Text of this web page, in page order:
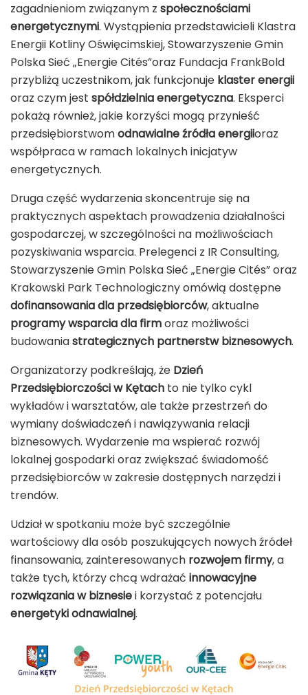
zagadnieniom związanym z społecznościami
energetycznymi. Wystąpienia przedstawicieli Klastra
Energii Kotliny Oświęcimskiej,Stowarzyszenie Gmin
Polska Sieć „Energie Cités”oraz Fundacja FrankBold
przybliżą uczestnikom, jak funkcjonuje klaster energii
oraz czym jest spółdzielnia energetyczna. Eksperci
pokażą również, jakie korzyści mogą przynieść
przedsiębiorstwomodnawialne źródła energiioraz
współpraca w ramach lokalnych inicjatyw
energetycznych.
Druga część wydarzenia skoncentruje się na
praktycznych aspektach prowadzenia działalności
gospodarczej, w szczególności na możliwościach
pozyskiwania wsparcia. Prelegenci z IR Consulting,
Stowarzyszenie Gmin Polska Sieć „Energie Cités”oraz
Krakowski Park Technologicznyomówią dostępne
dofinansowania dla przedsiębiorców, aktualne
programy wsparcia dla firmoraz możliwości
budowaniastrategicznych partnerstw biznesowych.
Organizatorzy podkreślają, że Dzień
Przedsiębiorczości w Kętach to nie tylko cykl
wykładów i warsztatów, ale także przestrzeń do
wymiany doświadczeń i nawiązywania relacji
biznesowych. Wydarzenie ma wspierać rozwój
lokalnej gospodarki oraz zwiększać świadomość
przedsiębiorców w zakresie dostępnych narzędzi i
trendów.
Udział w spotkaniu może być szczególnie
wartościowy dla osób poszukujących nowych źródeł
finansowania, zainteresowanych rozwojem firmy, a
także tych, którzy chcą wdrażać innowacyjne
rozwiązania w biznesiei korzystać z potencjału
energetyki odnawialnej.